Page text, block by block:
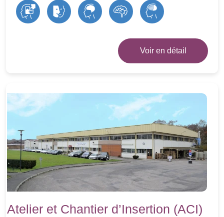
Voir en détail
Atelier et Chantier d’Insertion (ACI)